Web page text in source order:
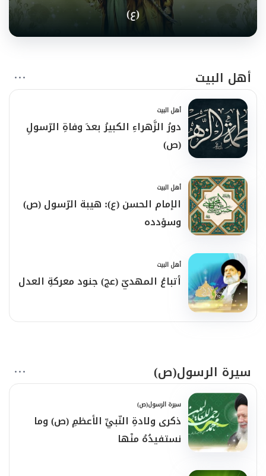
(ع)
أهل البيت
أهل البيت
دورُ الزَّهراءِ الكبيرُ بعدَ وفاةِ الرّسولِ
(ص)
أهل البيت
الإمام الحسن (ع): هيبة الرّسول (ص)
وسؤدده
أهل البيت
أتباعُ المهديّ (عج) جنود معركةِ العدل
سيرة الرسول(ص)
سيرة الرسول(ص)
ذكرى ولادةِ النّبيِّ الأعظمِ (ص) وما
نستفيدُهُ منْها